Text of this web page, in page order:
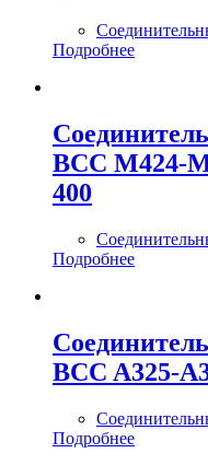
Подробнее
BCC M424-
400
Подробнее
BCC A325-
Подробнее